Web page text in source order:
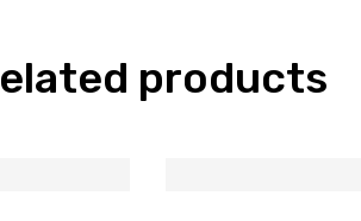
products